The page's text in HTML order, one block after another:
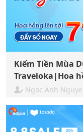
Kiếm Tiền Mùa
Traveloka|Hoa
Ngoc Anh